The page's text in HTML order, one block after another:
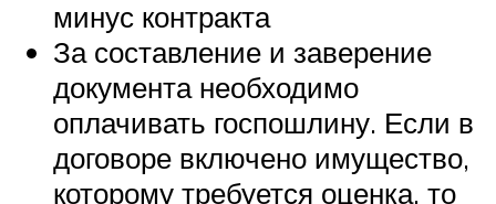
минус контракта
За составление и заверение
документа необходимо
оплачивать госпошлину. Если в
договоре включено имущество,
которому требуется оценка, то